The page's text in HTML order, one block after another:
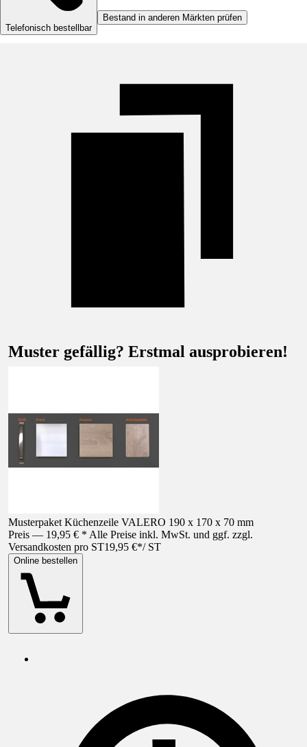
Telefonisch bestellbar
Bestand in anderen Märkten prüfen
Muster gefällig? Erstmal ausprobieren!
Musterpaket Küchenzeile VALERO 190 x 170 x 70 mm
Preis — 19,95 € * Alle Preise inkl. MwSt. und ggf. zzgl.
Versandkosten pro ST19,95 €*/ ST
Online bestellen